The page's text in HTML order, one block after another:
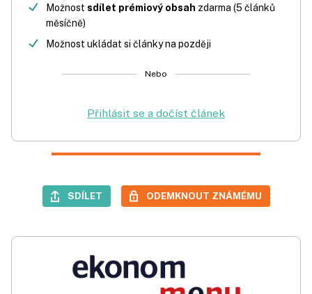
Možnost sdílet prémiový obsah zdarma (5 článků
měsíčně)
Možnost ukládat si články na později
Nebo
Přihlásit se a dočíst článek
SDÍLET ODEMKNOUT ZNÁMÉMU